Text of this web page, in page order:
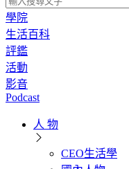
學院
生活百科
評鑑
活動
影音
Podcast
人 物
CEO生活學